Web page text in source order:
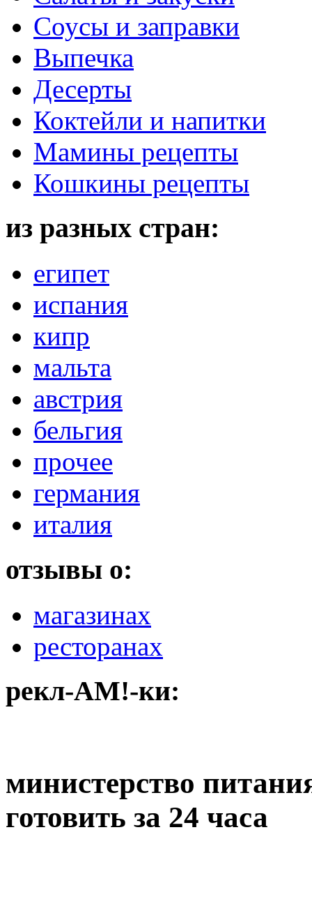
Соусы и заправки
Выпечка
Десерты
Коктейли и напитки
Мамины рецепты
Кошкины рецепты
из разных стран:
египет
испания
кипр
мальта
австрия
бельгия
прочее
германия
италия
отзывы о:
магазинах
ресторанах
рекл-АМ!-ки:
министерство
готовить за 24 часа